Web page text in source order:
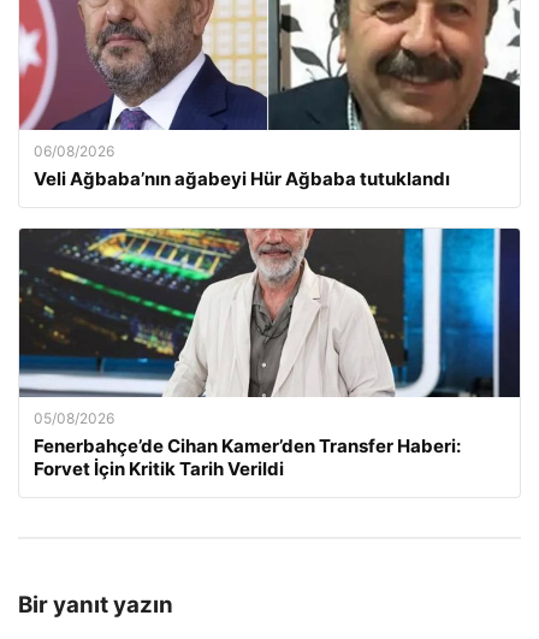
06/08/2026
Veli Ağbaba’nın ağabeyi Hür Ağbaba tutuklandı
05/08/2026
Fenerbahçe’de Cihan Kamer’den Transfer Haberi:
Forvet İçin Kritik Tarih Verildi
Bir yanıt yazın